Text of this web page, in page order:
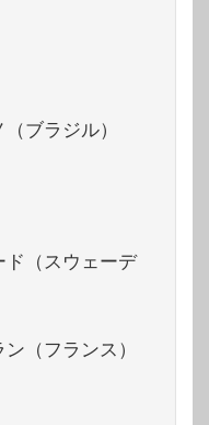
ブラジル）
ド（スウェーデ
（フランス）